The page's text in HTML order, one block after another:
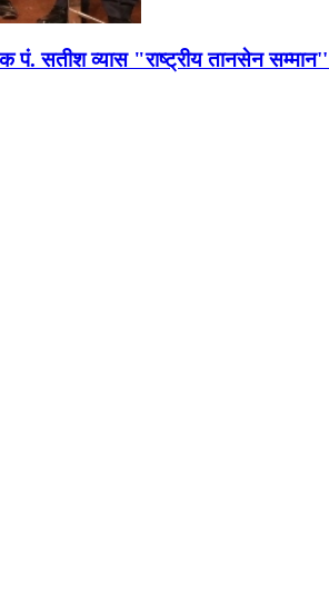
पं. सतीश व्यास "राष्ट्रीय तानसेन